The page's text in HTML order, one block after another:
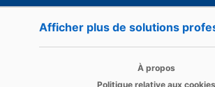
Afficher plus de solutions
À propos
Politique relative aux cookies